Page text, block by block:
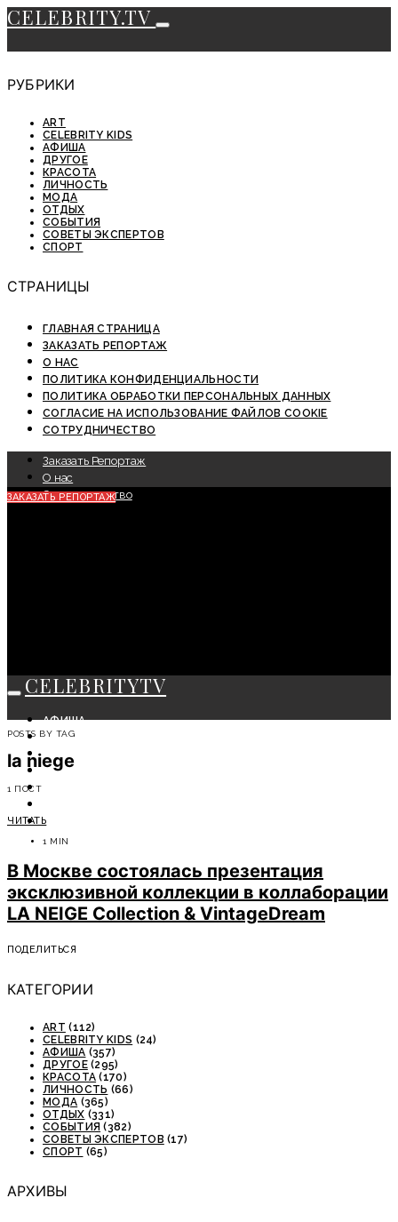
CELEBRITY.TV
РУБРИКИ
ART
CELEBRITY KIDS
АФИША
ДРУГОЕ
КРАСОТА
ЛИЧНОСТЬ
МОДА
ОТДЫХ
СОБЫТИЯ
СОВЕТЫ ЭКСПЕРТОВ
СПОРТ
СТРАНИЦЫ
ГЛАВНАЯ СТРАНИЦА
ЗАКАЗАТЬ РЕПОРТАЖ
О НАС
ПОЛИТИКА КОНФИДЕНЦИАЛЬНОСТИ
ПОЛИТИКА ОБРАБОТКИ ПЕРСОНАЛЬНЫХ ДАННЫХ
СОГЛАСИЕ НА ИСПОЛЬЗОВАНИЕ ФАЙЛОВ COOKIE
СОТРУДНИЧЕСТВО
Заказать Репортаж
О нас
Сотрудничество
ЗАКАЗАТЬ РЕПОРТАЖ
CELEBRITYTV
АФИША
СОБЫТИЯ
КРАСОТА
МОДА
СОВЕТЫ ЭКСПЕРТОВ
POSTS BY TAG
la niege
1 ПОСТ
ЧИТАТЬ
1 MIN
В Москве состоялась презентация
эксклюзивной коллекции в коллаборации
LA NEIGE Collection & VintageDream
ПОДЕЛИТЬСЯ
КАТЕГОРИИ
ART (112)
CELEBRITY KIDS (24)
АФИША (357)
ДРУГОЕ(295)
КРАСОТА (170)
ЛИЧНОСТЬ (66)
МОДА (365)
ОТДЫХ (331)
СОБЫТИЯ (382)
СОВЕТЫ ЭКСПЕРТОВ (17)
СПОРТ (65)
АРХИВЫ